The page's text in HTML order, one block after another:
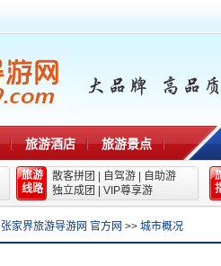
旅游酒店 旅游景点
旅游
线路
散客拼团 自驾游
自助游
独立成团
VIP尊享游
张家界旅游导游网 官方网 >> 城市概况